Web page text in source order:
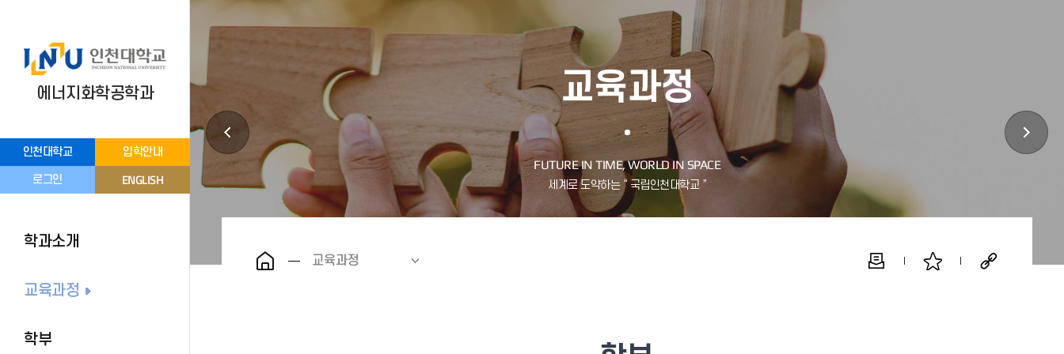
인천대학교 입학안내
로그인 ENGLISH
에너지화학공학과
학과소개
교육과정
학부
교육과정
교육과정